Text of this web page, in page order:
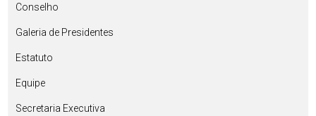
Conselho
Galeria de Presidentes
Estatuto
Equipe
Secretaria Executiva